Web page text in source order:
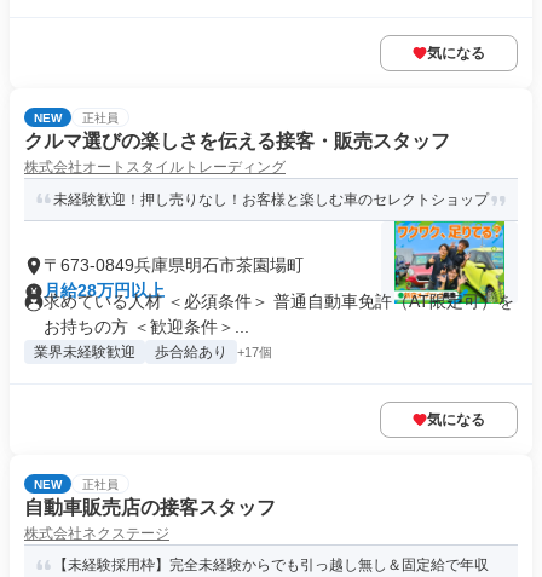
気になる
NEW 正社員
クルマ選びの楽しさを伝える接客・販売スタッフ
株式会社オートスタイルトレーディング
未経験歓迎！押し売りなし！お客様と楽しむ車のセレクトショップ
〒673-0849兵庫県明石市茶園場町
月給28万円以上
求めている人材 ＜必須条件＞ 普通自動車免許（AT限定可）を
お持ちの方 ＜歓迎条件＞...
業界未経験歓迎 歩合給あり +17個
気になる
NEW 正社員
自動車販売店の接客スタッフ
株式会社ネクステージ
【未経験採用枠】完全未経験からでも引っ越し無し＆固定給で年収